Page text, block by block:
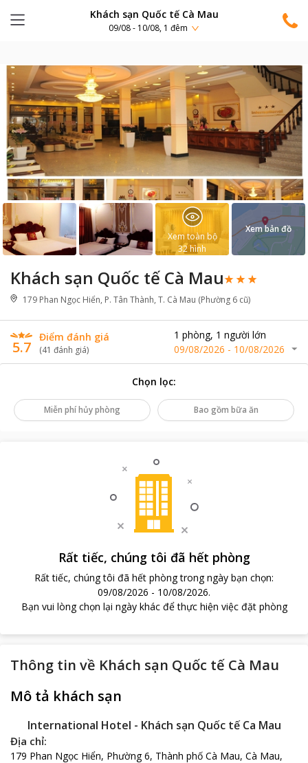
Khách sạn Quốc tế Cà Mau
09/08 - 10/08, 1 đêm
Khách sạn Quốc tế Cà Mau
179 Phan Ngọc Hiển, P. Tân Thành, T. Cà Mau (Phường 6 cũ)
5.7
Điểm đánh giá
(41 đánh giá)
1 phòng, 1 người lớn
09/08/2026 - 10/08/2026
Xem toàn bộ
32hình
Xem bản đồ
Chọn lọc:
Miễn phí hủy phòng Bao gồm bữa ăn
Rất tiếc, chúng tôi đã hết phòng
Rất tiếc, chúng tôi đã hết phòng trong ngày bạn chọn:
09/08/2026 - 10/08/2026.
Bạn vui lòng chọn lại ngày khác để thực hiện việc đặt phòng
Thông tin về Khách sạn Quốc tế Cà Mau
Mô tả khách sạn
International Hotel - Khách sạn Quốc tế Ca Mau
Địa chỉ:
179 Phan Ngọc Hiển, Phường 6, Thành phố Cà Mau, Cà Mau,